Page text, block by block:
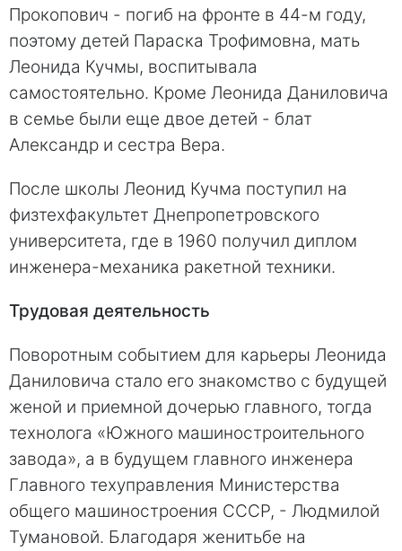
Прокопович - погиб на фронте в 44-м году,
поэтому детей Параска Трофимовна, мать
Леонида Кучмы, воспитывала
самостоятельно. Кроме Леонида Даниловича
в семье были еще двое детей - блат
Александр и сестра Вера.
После школы Леонид Кучма поступил на
физтехфакультет Днепропетровского
университета, где в 1960 получил диплом
инженера-механика ракетной техники.
Трудовая деятельность
Поворотным событием для карьеры Леонида
Даниловича стало его знакомство с будущей
женой и приемной дочерью главного, тогда
технолога «Южного машиностроительного
завода», а в будущем главного инженера
Главного техуправления Министерства
общего машиностроения СССР, - Людмилой
Тумановой. Благодаря женитьбе на